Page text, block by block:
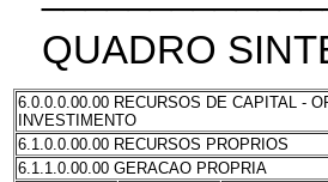
QUADRO
6.0.0.0.00.00 RECURSOS DE CAPITAL -
INVESTIMENTO
6.1.0.0.00.00 RECURSOS PROPRIOS
6.1.1.0.00.00 GERACAO PROPRIA